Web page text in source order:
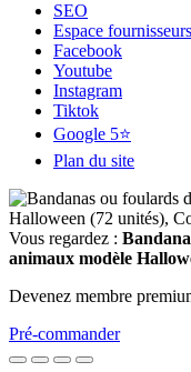
SEO
Espace
Facebook
Youtube
Instagram
Tiktok
Google 5⭐
Plan du site
Vous regardez :
animaux modèle
Devenez membre
Pré-commander